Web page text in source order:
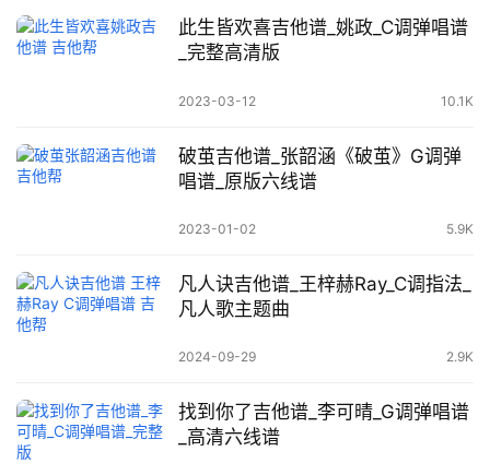
此生皆欢喜吉他谱_姚政_C调弹唱谱
_完整高清版
2023-03-12 10.1K
破茧吉他谱_张韶涵《破茧》G调弹
唱谱_原版六线谱
2023-01-02 5.9K
凡人诀吉他谱_王梓赫Ray_C调指法_
凡人歌主题曲
2024-09-29 2.9K
找到你了吉他谱_李可晴_G调弹唱谱
_高清六线谱